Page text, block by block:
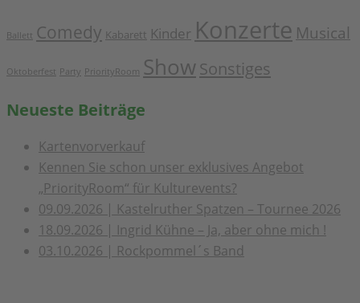
Monat
Ballett Comedy Kabarett Kinder Konzerte Musical
Oktoberfest Party PriorityRoom ShowSonstiges
Neueste Beiträge
Kartenvorverkauf
Kennen Sie schon unser exklusives Angebot
„PriorityRoom“ für Kulturevents?
09.09.2026 | Kastelruther Spatzen – Tournee 2026
18.09.2026 | Ingrid Kühne – Ja, aber ohne mich !
03.10.2026 | Rockpommel´s Band